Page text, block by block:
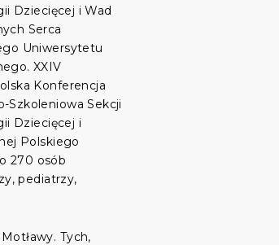
Dziecięcej i Wad
Serca
Uniwersytetu
XXIV
Konferencja
Szkoleniowa Sekcji
Dziecięcej i
Polskiego
270 osób
pediatrzy,
Tych,